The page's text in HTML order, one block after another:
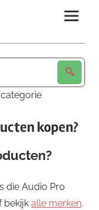
kopen?
die Audio Pro
bekijk alle merken.